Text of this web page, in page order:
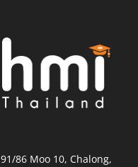
91/86 Moo 10, Chalong,